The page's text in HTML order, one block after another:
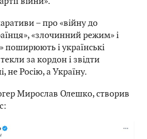
– про «війну до
«злочинний режим» і
поширюють і українські
за кордон і звідти
не Росію, а Україну.
Мирослав Олешко, створив